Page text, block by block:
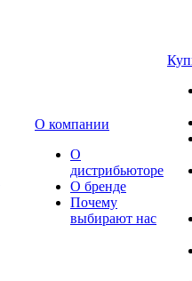
О компании
О
дистрибьюторе
О бренде
Почему
выбирают нас